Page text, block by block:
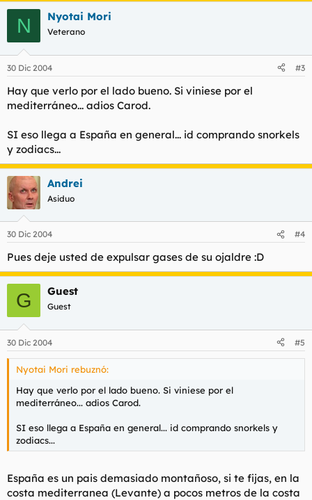
N Nyotai Mori
Veterano
30 Dic 2004 #3
Hay que verlo por el lado bueno. Si viniese por el
mediterráneo... adios Carod.
SI eso llega a España en general... id comprando snorkels
y zodiacs...
Andrei
Asiduo
30 Dic 2004 #4
Pues deje usted de expulsar gases de su ojaldre :D
G Guest
Guest
30 Dic 2004 #5
Nyotai Mori rebuznó:
Hay que verlo por el lado bueno. Si viniese por el
mediterráneo... adios Carod.
SI eso llega a España en general... id comprando snorkels y
zodiacs...
España es un pais demasiado montañoso, si te fijas, en la
costa mediterranea (Levante) a pocos metros de la costa